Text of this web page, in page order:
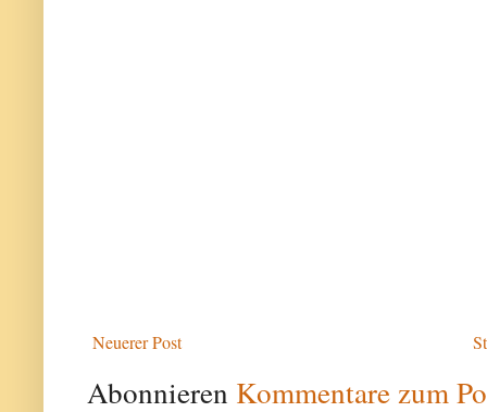
Neuerer Post
Abonnieren Kommentare zum